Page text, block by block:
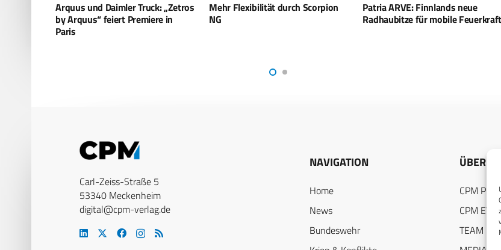
Mehr Flexibilität durch Scorpion
NG
Patria ARVE: Finnlands neue
Radhaubitze für mobile Feuerkraft
Rheinmetall liefert Treibladungen
für Artillerie-Geschütze an die
Carl-Zeiss-Straße 5
53340 Meckenheim
digital@cpm-verlag.de
NAVIGATION
Home
News
Bundeswehr
ÜBER UNS
CPM
CPM
TEAM